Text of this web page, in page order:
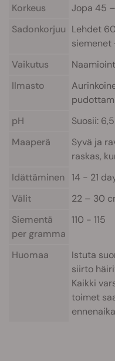
Korkeus
Jopa 45
Sadonkorjuu Lehdet
siemenet
Vaikutus
Ilmasto
pH
Suosii:
Maaperä
Syvä ja
raskas,
Idättäminen 14 - 21
Välit
22 – 30
Siementä
per gramma
110 - 115
Huomaa
Istuta
siirto
Kaikki
toimet